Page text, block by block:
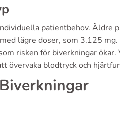
patientbehov. Äldre
lägre doser, som 3.125
risken för biverkningar
övervaka blodtryck och